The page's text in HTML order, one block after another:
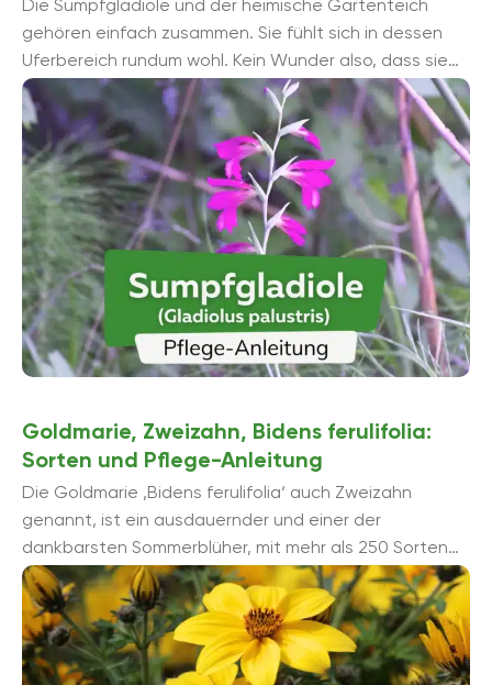
Die Sumpfgladiole und der heimische Gartenteich
gehören einfach zusammen. Sie fühlt sich in dessen
Uferbereich rundum wohl. Kein Wunder also, dass sie
zu den beliebtesten Exemplaren gehört, ...
Goldmarie, Zweizahn, Bidens ferulifolia:
Sorten und Pflege-Anleitung
Die Goldmarie ‚Bidens ferulifolia‘ auch Zweizahn
genannt, ist ein ausdauernder und einer der
dankbarsten Sommerblüher, mit mehr als 250 Sorten
weltweit. Die Bezeichnung ‚Zweizahn‘ verdankt diese
attraktive Pflanze ihren gezä...